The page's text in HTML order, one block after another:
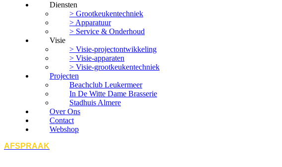
Diensten
> Grootkeukentechniek
> Apparatuur
> Service & Onderhoud
Visie
> Visie-projectontwikkeling
> Visie-apparaten
> Visie-grootkeukentechniek
Projecten
Beachclub Leukermeer
In De Witte Dame Brasserie
Stadhuis Almere
Over Ons
Contact
Webshop
AFSPRAAK